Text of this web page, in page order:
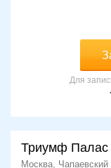
Для
Триумф Палас
Москва,